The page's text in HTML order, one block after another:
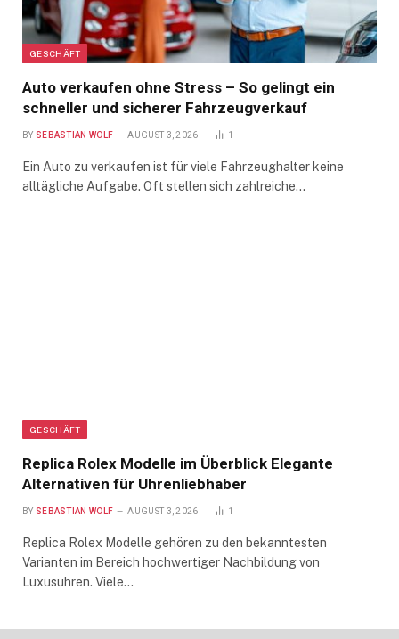
GESCHÄFT
Auto verkaufen ohne Stress – So gelingt ein
schneller und sicherer Fahrzeugverkauf
BY SEBASTIAN WOLF AUGUST 3, 2026 1
Ein Auto zu verkaufen ist für viele Fahrzeughalter keine
alltägliche Aufgabe. Oft stellen sich zahlreiche…
GESCHÄFT
Replica Rolex Modelle im Überblick Elegante
Alternativen für Uhrenliebhaber
BY SEBASTIAN WOLF AUGUST 3, 2026 1
Replica Rolex Modelle gehören zu den bekanntesten
Varianten im Bereich hochwertiger Nachbildung von
Luxusuhren. Viele…